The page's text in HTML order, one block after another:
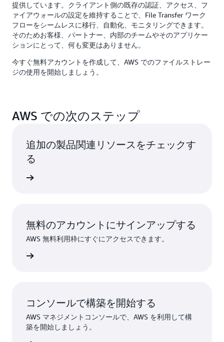
提供しています。クライアント側の既存の認証、アクセス、フ
ァイアウォールの設定を維持することで、File Transfer ワーク
フローをシームレスに移行、自動化、モニタリングできます。
そのためお客様、パートナー、内部のチームやそのアプリケー
ションにとって、何も変更はありません。
今すぐ無料アカウントを作成して 、AWS でのファイルストレー
ジの使用を開始しましょう。
AWS での次のステップ
追加の製品関連リソースをチェックす
る
無料のアカウントにサインアップする
AWS 無料利用枠にすぐにアクセスできます。
コンソールで構築を開始する
AWS マネジメントコンソールで、AWS を利用して構
築を開始しましょう。